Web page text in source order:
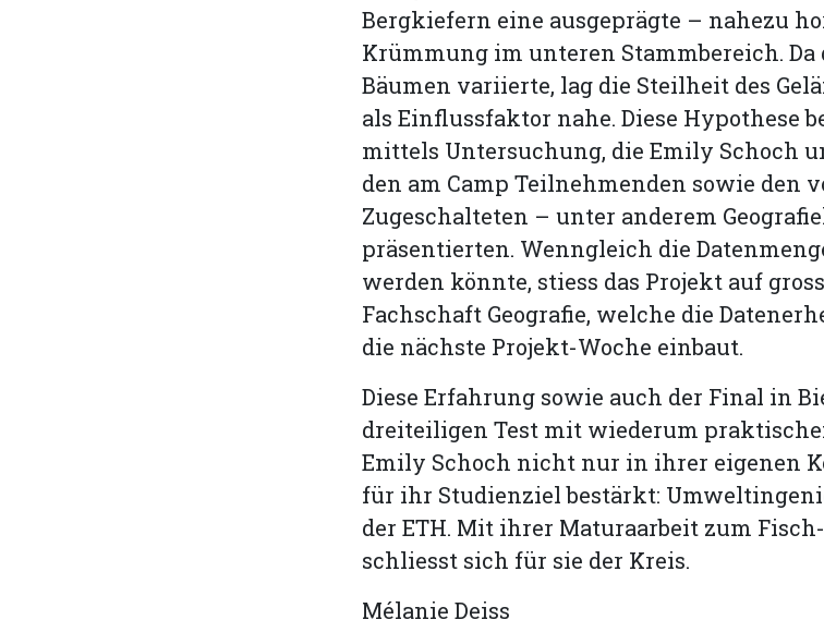
Bergkiefern eine ausgeprägte – nahezu
Krümmung im unteren Stammbereich. Da
Bäumen variierte, lag die Steilheit des
als Einflussfaktor nahe. Diese Hypothese
mittels Untersuchung, die Emily Schoch
den am Camp Teilnehmenden sowie den
Zugeschalteten – unter anderem
präsentierten. Wenngleich die
werden könnte, stiess das Projekt auf
Fachschaft Geografie, welche die
die nächste Projekt-Woche einbaut.
Diese Erfahrung sowie auch der Final in
dreiteiligen Test mit wiederum
Emily Schoch nicht nur in ihrer eigenen
für ihr Studienziel bestärkt:
der ETH. Mit ihrer Maturaarbeit zum
schliesst sich für sie der Kreis.
Mélanie Deiss